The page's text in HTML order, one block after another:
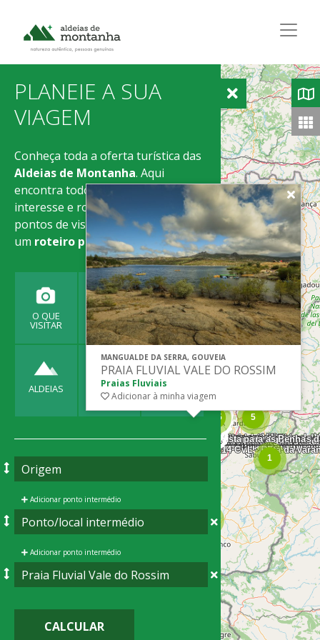
PLANEIE A SUA
VIAGEM
Conheça toda a oferta turística das
Aldeias de Montanha. Aqui
encontra todos pontos de
interesse e rotas. Adicione os
pontos de visita à sua viagem e crie
um roteiro personalizado.
O QUE
VISITAR
ONDE
DORMIR
ONDE
COMER
ALDEIAS EVENTOS ROTAS
Adicionar ponto intermédio
Adicionar ponto intermédio
CALCULAR
MANGUALDE DA SERRA, GOUVEIA
PRAIA FLUVIAL VALE DO ROSSIM
Praias Fluviais
Adicionar à minha viagem